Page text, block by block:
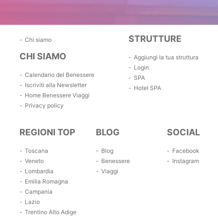
Chi siamo
CHI SIAMO
Calendario del Benessere
Iscriviti alla Newsletter
Home Benessere Viaggi
Privacy policy
STRUTTURE
Aggiungi la tua struttura
Login
SPA
Hotel SPA
REGIONI TOP
Toscana
Veneto
Lombardia
Emilia Romagna
Campania
Lazio
Trentino Alto Adige
BLOG
Blog
Benessere
Viaggi
SOCIAL
Facebook
Instagram